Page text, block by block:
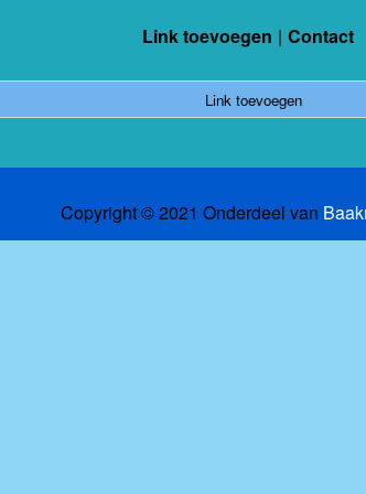
Link toevoegen Contact
Link toevoegen
Copyright © 2021 Onderdeel van